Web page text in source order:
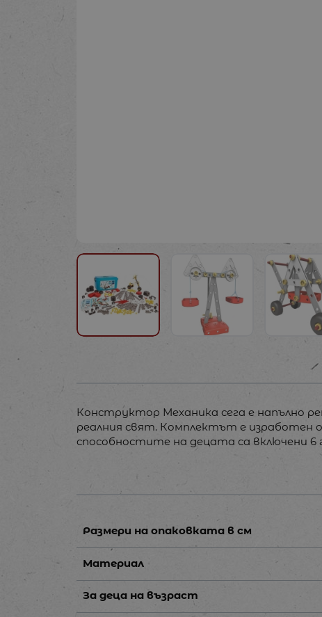
Конструктор Механикa сега е напълно
реалния свят. Комплектът е изработен
способностите на децата са включени
Размери на опаковката в см
Материал
За деца на възраст